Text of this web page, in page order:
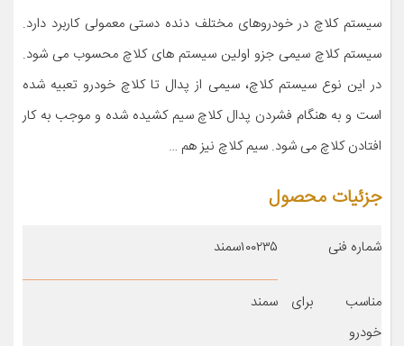
سیستم کلاچ در خودروهای مختلف دنده دستی معمولی کاربرد دارد.
سیستم کلاچ سیمی جزو اولین سیستم های کلاچ محسوب می شود.
در این نوع سیستم کلاچ، سیمی از پدال تا کلاچ خودرو تعبیه شده
است و به هنگام فشردن پدال کلاچ سیم کشیده شده و موجب به کار
افتادن کلاچ می شود. سیم کلاچ نیز هم …
جزئیات محصول
شماره فنی ۱۰۰۲۳۵سمند
مناسب برای
خودرو
سمند